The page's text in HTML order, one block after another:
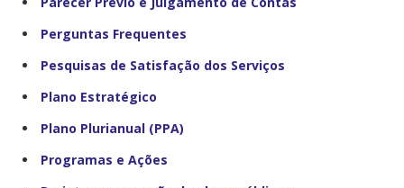
Perguntas Frequentes
Pesquisas de Satisfação dos Serviços
Plano Estratégico
Plano Plurianual (PPA)
Programas e Ações